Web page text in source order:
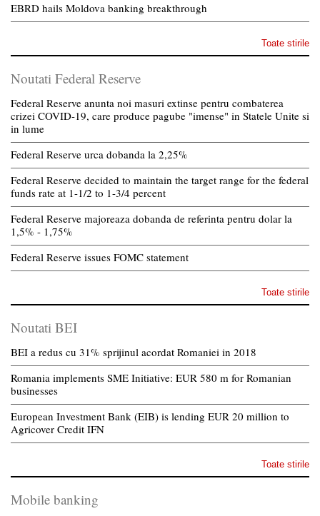
EBRD hails Moldova banking breakthrough
Toate stirile
Noutati Federal Reserve
Federal Reserve anunta noi masuri extinse pentru combaterea
crizei COVID-19, care produce pagube "imense" in Statele Unite si
in lume
Federal Reserve urca dobanda la 2,25%
Federal Reserve decided to maintain the target range for the federal
funds rate at 1-1/2 to 1-3/4 percent
Federal Reserve majoreaza dobanda de referinta pentru dolar la
1,5% - 1,75%
Federal Reserve issues FOMC statement
Toate stirile
Noutati BEI
BEI a redus cu 31% sprijinul acordat Romaniei in 2018
Romania implements SME Initiative: EUR 580 m for Romanian
businesses
European Investment Bank (EIB) is lending EUR 20 million to
Agricover Credit IFN
Toate stirile
Mobile banking